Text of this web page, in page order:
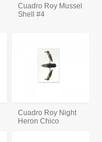
Cuadro Roy Mussel
Shell #4
Cuadro Roy Night
Heron Chico